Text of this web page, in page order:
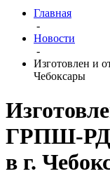
Главная
-
Новости
-
Изготовлен и
Чебоксары
ГРПШ-
в г.